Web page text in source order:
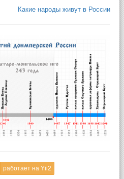
Какие народы живут в России
работает на Yii2